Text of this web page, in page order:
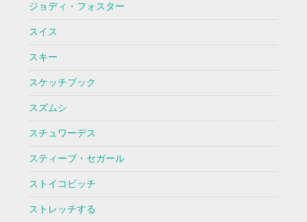
ジョディ・フォスター
スイス
スキー
スケッチブック
スズムシ
スチュワーデス
スティーブ・セガール
ストイコビッチ
ストレッチする